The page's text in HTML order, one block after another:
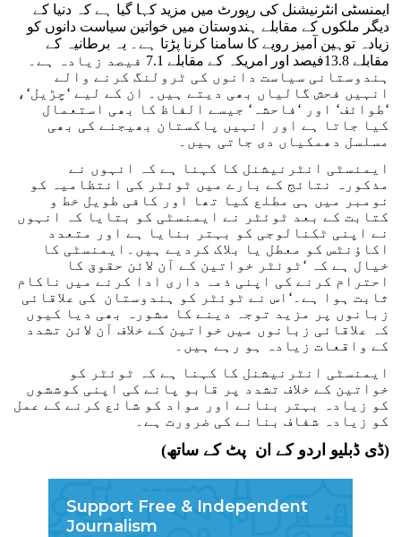
ایمنسٹی انٹرنیشنل کی رپورٹ میں مزید کہا گیا ہے کہ دنیا کے
دیگر ملکوں کے مقابلے ہندوستان میں خواتین سیاست دانوں کو
زیادہ توہین آمیز رویے کا سامنا کرنا پڑتا ہے۔ یہ برطانیہ کے
مقابلے 13.8فیصد اور امریکہ کے مقابلے 7.1 فیصد زیادہ ہے۔
ہندوستانی سیاست دانوں کی ٹرولنگ کرنے والے
انہیں فحش گالیاں بھی دیتے ہیں۔ ان کے لیے ‘چڑیل‘،
‘طوائف‘ اور ‘فاحشہ‘ جیسے الفاظ کا بھی استعمال
کیا جاتا ہے اور انہیں پاکستان بھیجنے کی بھی
مسلسل دھمکیاں دی جاتی ہیں۔
ایمنسٹی انٹرنیشنل کا کہنا ہے کہ انہوں نے
مذکورہ نتائج کے بارے میں ٹوئٹر کی انتظامیہ کو
نومبر میں ہی مطلع کیا تھا اور کافی طویل خط و
کتابت کے بعد ٹوئٹر نے ایمنسٹی کو بتایا کہ انہوں
نے اپنی ٹکنالوجی کو بہتر بنایا ہے اور متعدد
اکاؤنٹس کو معطل یا بلاک کردیے ہیں۔ایمنسٹی کا
خیال ہے کہ ‘ٹوئٹر خواتین کے آن لائن حقوق کا
احترام کرنے کی اپنی ذمہ داری ادا کرنے میں ناکام
ثابت ہوا ہے۔‘اس نے ٹوئٹر کو ہندوستان کی علاقائی
زبانوں پر مزید توجہ دینے کا مشورہ بھی دیا کیوں
کہ علاقائی زبانوں میں خواتین کے خلاف آن لائن تشدد
کے واقعات زیادہ ہو رہے ہیں۔
ایمنسٹی انٹرنیشنل کا کہنا ہے کہ ٹوئٹر کو
خواتین کے خلاف تشدد پر قابو پانے کی اپنی کوششوں
کو زیادہ بہتر بنانے اور مواد کو شائع کرنے کے عمل
کو زیادہ شفاف بنانے کی ضرورت ہے۔
(ڈی ڈبلیو اردو کے ان پٹ کے ساتھ)
Support Free & Independent
Journalism